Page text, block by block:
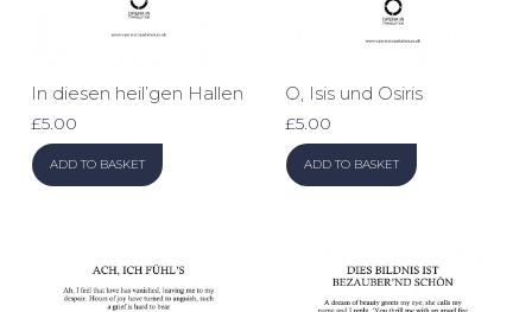
In diesen heil’gen Hallen
£5.00
ADD TO BASKET
O, Isis und Osiris
£5.00
ADD TO BASKET